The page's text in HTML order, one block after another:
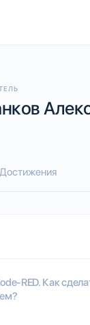
Достижения
RED. Как